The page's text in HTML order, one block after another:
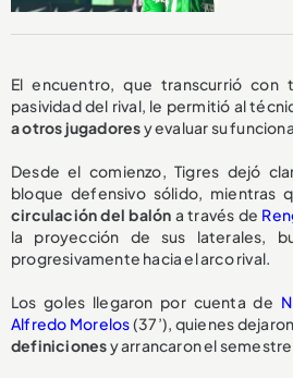
El encuentro, que transcurrió con
pasividad del rival, le permitió al
a otros jugadoresy evaluar su
Desde el comienzo, Tigres dejó
bloque defensivo sólido, mientras
circulación del balón a través de
la proyección de sus laterales,
progresivamente hacia el arco rival.
Los goles llegaron por cuenta de
Alfredo Morelos(37’), quienes
definicionesy arrancaron el